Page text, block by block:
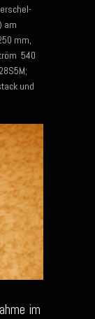
am
mm,
540
und
im